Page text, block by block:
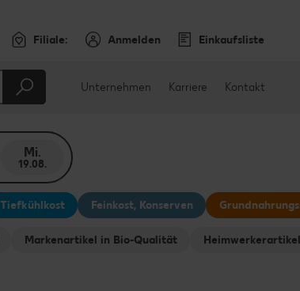
Filiale: Anmelden Einkaufsliste
Unternehmen Karriere Kontakt
Mi.
19.08.
Tiefkühlkost Feinkost, Konserven
Markenartikel in Bio-Qualität Heimwerkerartikel